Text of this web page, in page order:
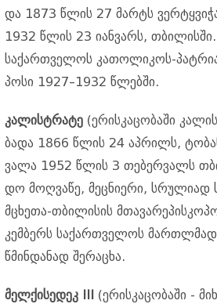
და 1873 წლის 27 მარტს
1932 წლის 23 იან­ვარს,
სა­ქარ­თვე­ლოს კა­თო­ლი­კოს-
პო­სი 1927–1932 წლებ­ში.
კა­ლის­ტრა­ტე (ერის­კა­ცო­ბა­ში
ბა­და 1866 წლის 24 აპ­რილს,
ვა­ლა 1952 წლის 3 თე­ბერ­ვალს
დო მოღ­ვა­წე, მეც­ნი­ე­რი,
მცხე­თა-თბი­ლი­სის
კემ­ბერს სა­ქარ­თვე­ლოს
წმინ­და­ნად შე­რა­ცხა.
მელ­ქი­სე­დეკ III
(ერის­კა­ცო­ბა­ში -